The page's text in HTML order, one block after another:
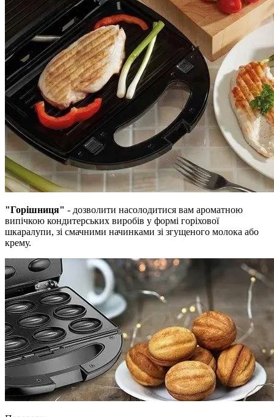
"Горішниця" - дозволити насолодитися вам ароматною
випічкою кондитерських виробів у формі горіхової
шкаралупи, зі смачними начинками зі згущеного молока або
крему.